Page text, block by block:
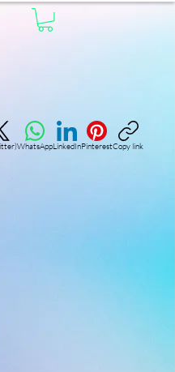
WhatsAppLinkedInPinterestCopy link